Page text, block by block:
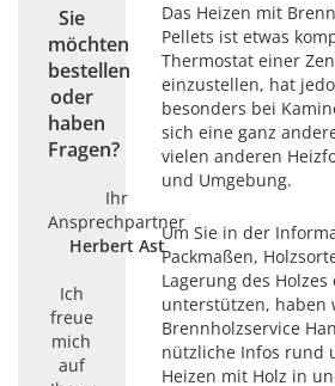
Sie
möchten
bestellen
oder
haben
Fragen?
Ihr
Ansprechpartner
Herbert Ast
Ich
freue
mich
auf
Das Heizen mit
Pellets ist etwas
Thermostat einer
einzustellen, hat
besonders bei
sich eine ganz
vielen anderen
und Umgebung.
Um Sie in der
Packmaßen,
Lagerung des Holzes
unterstützen, haben
Brennholzservice
nützliche Infos rund
Heizen mit Holz in